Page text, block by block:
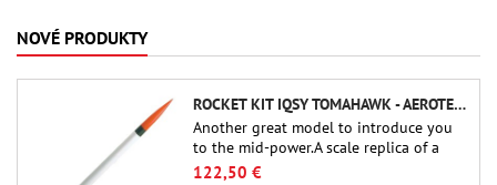
NOVÉ PRODUKTY
ROCKET KIT IQSY TOMAHAWK - AEROTECH
Another great model to introduce you
to the mid-power.A scale replica of a
famous sounding rocket, small in size
122,50 €